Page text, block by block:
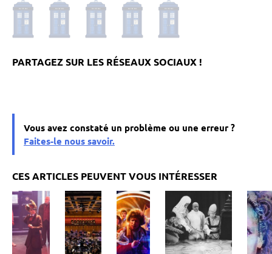
Vous avez constaté un problème ou une erreur ?
Faites-le nous savoir.